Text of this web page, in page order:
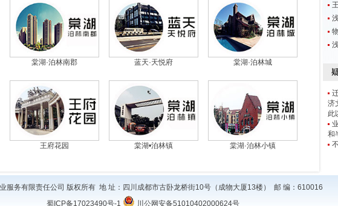
棠湖·泊林南郡 蓝天·天悦府 棠湖·泊林城
王府花园 棠湖•泊林镇 棠湖·泊林小镇
济
此
和
服务有限责任公司 版权所有 地 址：四川成都市古卧龙桥街10号（成物大厦13楼） 邮 编：610016
蜀ICP备17023490号-1
川公网安备51010402000624号